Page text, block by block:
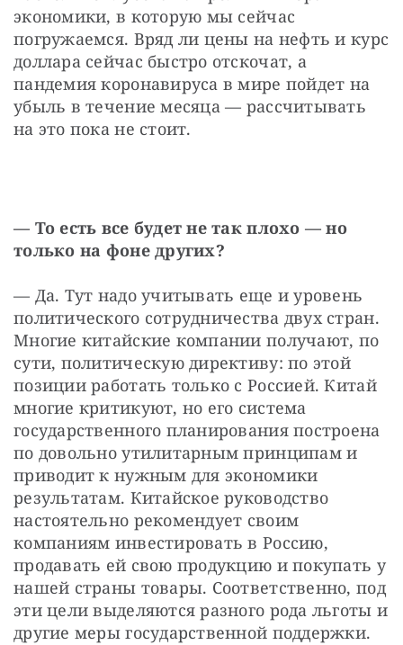
экономики, в которую мы сейчас
погружаемся. Вряд ли цены на нефть и курс
доллара сейчас быстро отскочат, а
пандемия коронавируса в мире пойдет на
убыль в течение месяца — рассчитывать
на это пока не стоит.
— То есть все будет не так плохо — но
только на фоне других?
— Да. Тут надо учитывать еще и уровень
политического сотрудничества двух стран.
Многие китайские компании получают, по
сути, политическую директиву: по этой
позиции работать только с Россией. Китай
многие критикуют, но его система
государственного планирования построена
по довольно утилитарным принципам и
приводит к нужным для экономики
результатам. Китайское руководство
настоятельно рекомендует своим
компаниям инвестировать в Россию,
продавать ей свою продукцию и покупать у
нашей страны товары. Соответственно, под
эти цели выделяются разного рода льготы и
другие меры государственной поддержки.